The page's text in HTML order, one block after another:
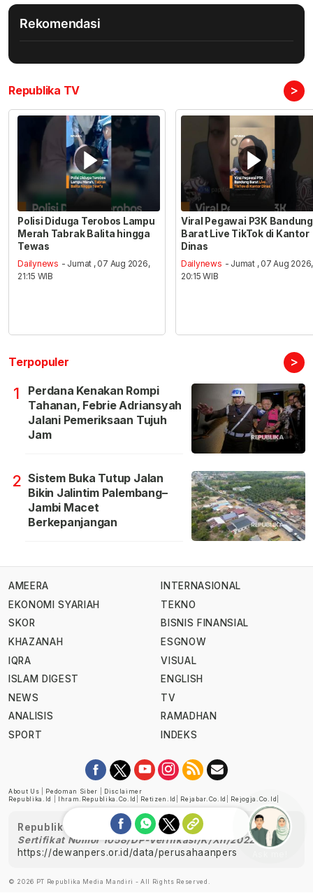
Rekomendasi
Republika TV >
Polisi Diduga Terobos Lampu
Merah Tabrak Balita hingga
Tewas
Dailynews - Jumat , 07 Aug 2026,
21:15 WIB
Viral Pegawai P3K Bandung
Barat Live TikTok di Kantor
Dinas
Dailynews - Jumat , 07 Aug 2026,
20:15 WIB
Terpopuler >
1
Perdana Kenakan Rompi
Tahanan, Febrie Adriansyah
Jalani Pemeriksaan Tujuh
Jam
2 Sistem Buka Tutup Jalan
Bikin Jalintim Palembang–
Jambi Macet
Berkepanjangan
AMEERA
EKONOMI SYARIAH
SKOR
KHAZANAH
IQRA
ISLAM DIGEST
NEWS
ANALISIS
SPORT
INTERNASIONAL
TEKNO
BISNIS FINANSIAL
ESGNOW
VISUAL
ENGLISH
TV
RAMADHAN
INDEKS
About Us Pedoman Siber
Disclaimer
Republika.id
Ihram.republika.co.id Retizen.id Rejabar.co.id Rejogja.co.id
Republika telah diverifikasi oleh Dewan Pers
Sertifikat Nomor 1058/DP-Verifikasi/K/XII/2022
https://dewanpers.or.id/data/perusahaanpers
© 2026 PT Republika Media Mandiri - All Rights Reserved.